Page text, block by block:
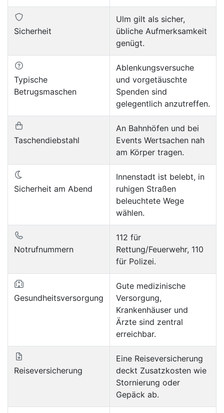
Sicherheit
Ulm gilt als sicher,
übliche Aufmerksamkeit
genügt.
Typische
Betrugsmaschen
Ablenkungsversuche
und vorgetäuschte
Spenden sind
gelegentlich anzutreffen.
Taschendiebstahl
An Bahnhöfen und bei
Events Wertsachen nah
am Körper tragen.
Sicherheit am Abend
Innenstadt ist belebt, in
ruhigen Straßen
beleuchtete Wege
wählen.
Notrufnummern
112 für
Rettung/Feuerwehr, 110
für Polizei.
Gesundheitsversorgung
Gute medizinische
Versorgung,
Krankenhäuser und
Ärzte sind zentral
erreichbar.
Reiseversicherung
Eine Reiseversicherung
deckt Zusatzkosten wie
Stornierung oder
Gepäck ab.